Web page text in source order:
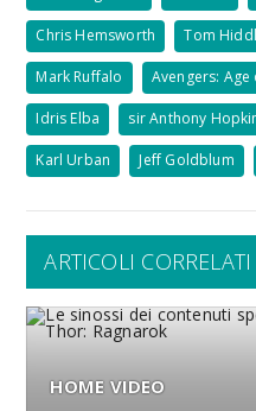
Chris Hemsworth Tom
Mark Ruffalo Avengers:
Idris Elba sir Anthony
Karl Urban Jeff Goldblum
ARTICOLI CORRELATI
HOME VIDEO